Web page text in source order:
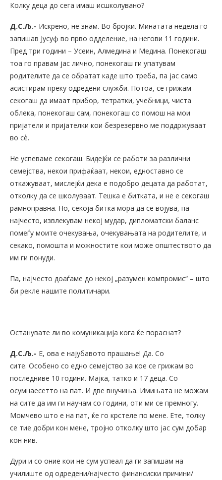
Колку деца до сега имаш исшколувано?
Д.С.Љ.- Искрено, не знам. Во бројки. Минатата недела го
запишав Јусуф во прво одделение, на негови 11 години.
Пред три години – Усеин, Алмедина и Медина. Понекогаш
тоа го правам јас лично, понекогаш ги упатувам
родителите да се обратат каде што треба, па јас само
асистирам преку одредени служби. Потоа, се грижам
секогаш да имаат прибор, тетратки, учебници, чиста
облека, понекогаш сам, понекогаш со помош на мои
пријатели и пријателки кои безрезервно ме поддржуваат
во сѐ.
Не успеваме секогаш. Бидејќи се работи за различни
семејства, некои прифаќаат, некои, едноставно се
откажуваат, мислејќи дека е подобро децата да работат,
отколку да се школуваат. Тешка е битката, и не е секогаш
рамноправна. Но, секоја битка мора да се војува, па
најчесто, извлекувам некој мудар, дипломатски баланс
помеѓу моите очекувања, очекувањата на родителите, и
секако, помошта и можностите кои може општеството да
им ги понуди.
Па, најчесто доаѓаме до некој „разумен компромис“ – што
би рекле нашите политичари.
Останувате ли во комуникација кога ќе пораснат?
Д.С.Љ.- Е, ова е најубавото прашање! Да. Со
сите. Особено со едно семејство за кое се грижам во
последниве 10 години. Мајка, татко и 17 деца. Со
осумнаесетто на пат. И две внучиња. Имињата не можам
на сите да им ги научам со години, оти ми се премногу.
Момчево што е на пат, ќе го крстеле по мене. Ете, толку
се тие добри кон мене, тројно отколку што јас сум добар
кон нив.
Дури и со оние кои не сум успеал да ги запишам на
училиште од одредени/најчесто финансиски причини/